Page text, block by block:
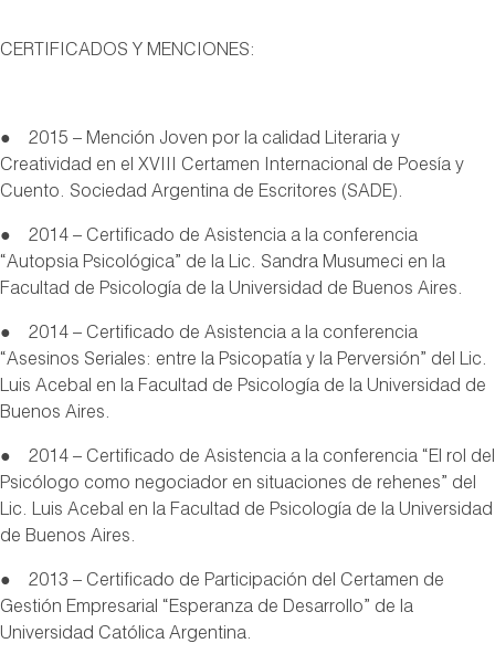
CERTIFICADOS Y MENCIONES:
● 2015 – Mención Joven por la calidad Literaria y
Creatividad en el XVIII Certamen Internacional de Poesía y
Cuento. Sociedad Argentina de Escritores (SADE).
● 2014 – Certificado de Asistencia a la conferencia
“Autopsia Psicológica” de la Lic. Sandra Musumeci en la
Facultad de Psicología de la Universidad de Buenos Aires.
● 2014 – Certificado de Asistencia a la conferencia
“Asesinos Seriales: entre la Psicopatía y la Perversión” del Lic.
Luis Acebal en la Facultad de Psicología de la Universidad de
Buenos Aires.
● 2014 – Certificado de Asistencia a la conferencia “El rol del
Psicólogo como negociador en situaciones de rehenes” del
Lic. Luis Acebal en la Facultad de Psicología de la Universidad
de Buenos Aires.
● 2013 – Certificado de Participación del Certamen de
Gestión Empresarial “Esperanza de Desarrollo” de la
Universidad Católica Argentina.